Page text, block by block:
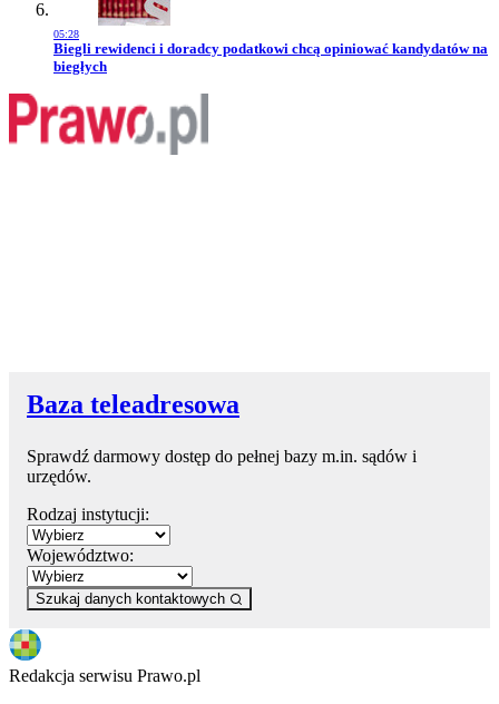
05:28
Przejdź do artykułu:
Biegli rewidenci i doradcy podatkowi chcą opiniować kandydatów na
biegłych
Baza teleadresowa
Sprawdź darmowy dostęp do pełnej bazy m.in. sądów i
urzędów.
Rodzaj instytucji:
Województwo:
Szukaj danych kontaktowych
Redakcja serwisu Prawo.pl